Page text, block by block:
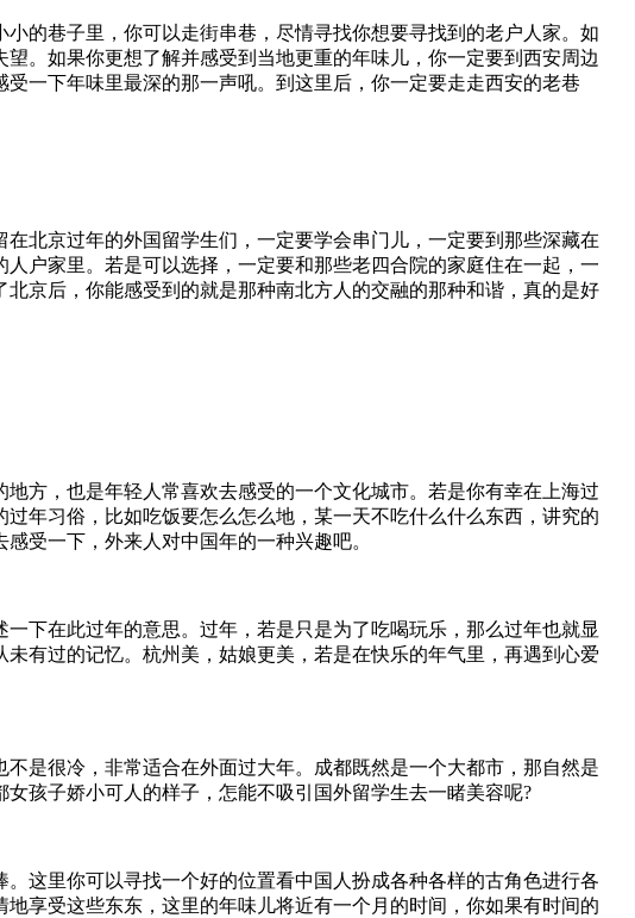
的巷子里，你可以走街串巷，尽情寻找你想要寻找到的老户人家。如
。如果你更想了解并感受到当地更重的年味儿，你一定要到西安周边
一下年味里最深的那一声吼。到这里后，你一定要走走西安的老巷
北京过年的外国留学生们，一定要学会串门儿，一定要到那些深藏在
户家里。若是可以选择，一定要和那些老四合院的家庭住在一起，一
京后，你能感受到的就是那种南北方人的交融的那种和谐，真的是好
方，也是年轻人常喜欢去感受的一个文化城市。若是你有幸在上海过
年习俗，比如吃饭要怎么怎么地，某一天不吃什么什么东西，讲究的
受一下，外来人对中国年的一种兴趣吧。
下在此过年的意思。过年，若是只是为了吃喝玩乐，那么过年也就显
有过的记忆。杭州美，姑娘更美，若是在快乐的年气里，再遇到心爱
是很冷，非常适合在外面过大年。成都既然是一个大都市，那自然是
孩子娇小可人的样子，怎能不吸引国外留学生去一睹美容呢?
这里你可以寻找一个好的位置看中国人扮成各种各样的古角色进行各
享受这些东东，这里的年味儿将近有一个月的时间，你如果有时间的